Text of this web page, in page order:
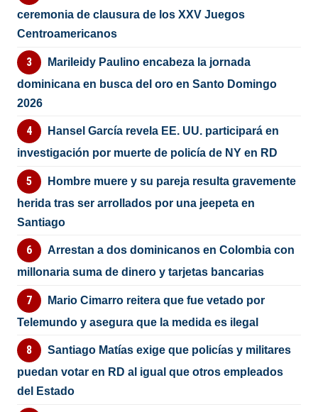
ceremonia de clausura de los XXV Juegos
Centroamericanos
Marileidy Paulino encabeza la jornada
dominicana en busca del oro en Santo Domingo
2026
Hansel García revela EE. UU. participará en
investigación por muerte de policía de NY en RD
Hombre muere y su pareja resulta gravemente
herida tras ser arrollados por una jeepeta en
Santiago
Arrestan a dos dominicanos en Colombia con
millonaria suma de dinero y tarjetas bancarias
Mario Cimarro reitera que fue vetado por
Telemundo y asegura que la medida es ilegal
Santiago Matías exige que policías y militares
puedan votar en RD al igual que otros empleados
del Estado